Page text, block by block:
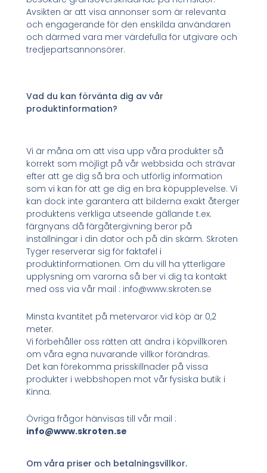
Avsikten är att visa annonser som är relevanta
och engagerande för den enskilda användaren
och därmed vara mer värdefulla för utgivare och
tredjepartsannonsörer.
Vad du kan förvänta dig av vår
produktinformation?
Vi är måna om att visa upp våra produkter så
korrekt som möjligt på vår webbsida och strävar
efter att ge dig så bra och utförlig information
som vi kan för att ge dig en bra köpupplevelse. Vi
kan dock inte garantera att bilderna exakt återger
produktens verkliga utseende gällande t.ex.
färgnyans då färgåtergivning beror på
inställningar i din dator och på din skärm. Skroten
Tyger reserverar sig för faktafel i
produktinformationen. Om du vill ha ytterligare
upplysning om varorna så ber vi dig ta kontakt
med oss via vår mail : info@www.skroten.se
Minsta kvantitet på metervaror vid köp är 0,2
meter.
Vi förbehåller oss rätten att ändra i köpvillkoren
om våra egna nuvarande villkor förändras.
Det kan förekomma prisskillnader på vissa
produkter i webbshopen mot vår fysiska butik i
Kinna.
Övriga frågor hänvisas till vår mail :
info@www.skroten.se
Om våra priser och betalningsvillkor.